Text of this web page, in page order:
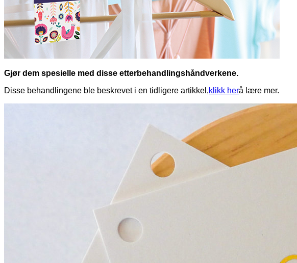
Gjør dem spesielle med disse etterbehandlingshåndverkene.
Disse behandlingene ble beskrevet i en tidligere artikkel,klikk herå lære mer.